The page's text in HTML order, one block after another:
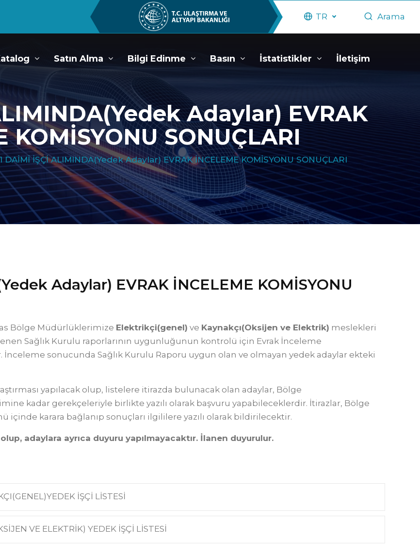
TR Arama
Satın Alma Bilgi Edinme Basın İstatistikler İletişim
Adaylar) EVRAK
KOMİSYONU SONUÇLARI
DAİMİ İŞÇİ ALIMINDA(Yedek Adaylar) EVRAK İNCELEME KOMİSYONU SONUÇLARI
Adaylar) EVRAK İNCELEME KOMİSYONU
Bölge Müdürlüklerimize Elektrikçi(genel) ve Kaynakçı(Oksijen ve Elektrik) meslekleri
Sağlık Kurulu raporlarının uygunluğunun kontrolü için Evrak İnceleme
İnceleme sonucunda Sağlık Kurulu Raporu uygun olan ve olmayan yedek adaylar ekteki
yapılacak olup, listelere itirazda bulunacak olan adaylar, Bölge
kadar gerekçeleriyle birlikte yazılı olarak başvuru yapabileceklerdir. İtirazlar, Bölge
içinde karara bağlanıp sonuçları ilgililere yazılı olarak bildirilecektir.
adaylara ayrıca duyuru yapılmayacaktır. İlanen duyurulur.
İŞÇİ LİSTESİ
VE ELEKTRİK) YEDEK İŞÇİ LİSTESİ